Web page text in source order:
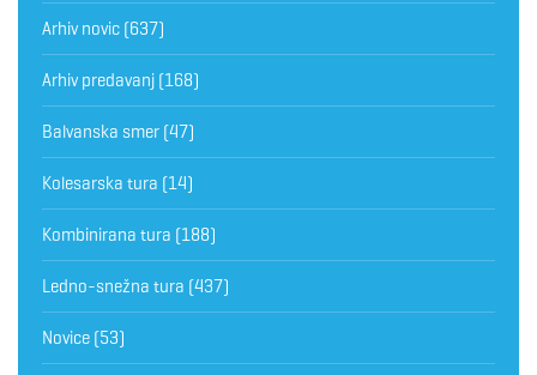
Arhiv novic (637)
Arhiv predavanj (168)
Balvanska smer (47)
Kolesarska tura (14)
Kombinirana tura (188)
Ledno-snežna tura (437)
Novice (53)